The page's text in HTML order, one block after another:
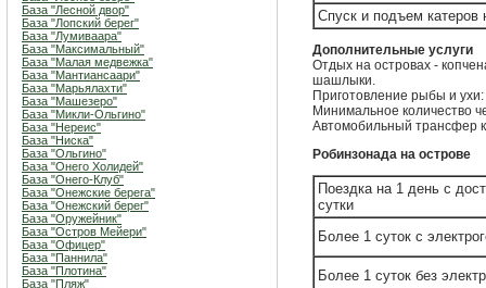
База "Лесной двор"
База "Лопский берег"
База "Лумиваара"
База "Максимальный"
База "Малая медвежка"
База "Мантиансаари"
База "Марьялахти"
База "Машезеро"
База "Микли-Ольгино"
База "Нереис"
База "Ниска"
База "Ольгино"
База "Онего Холидей"
База "Онего-Клуб"
База "Онежские берега"
База "Онежский берег"
База "Оружейник"
База "Остров Мейери"
База "Офицер"
База "Паннила"
База "Плотина"
База "Пляж"
Спуск и подъем катеров
Дополнительные услуги
Отдых на островах -
шашлыки.
Приготовление рыбы и
Минимальное количество
Автомобильный трансфер
Робинзонада на острове
Поездка на 1 день с
сутки
Более 1 суток с
Более 1 суток без